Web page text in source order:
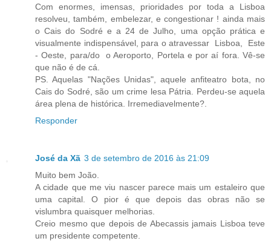
Com enormes, imensas, prioridades por toda a Lisboa
resolveu, também, embelezar, e congestionar ! ainda mais
o Cais do Sodré e a 24 de Julho, uma opção prática e
visualmente indispensável, para o atravessar Lisboa, Este
- Oeste, para/do o Aeroporto, Portela e por aí fora. Vê-se
que não é de cá.
PS. Aquelas "Nações Unidas", aquele anfiteatro bota, no
Cais do Sodré, são um crime lesa Pátria. Perdeu-se aquela
área plena de histórica. Irremediavelmente?.
Responder
José da Xã 3 de setembro de 2016 às 21:09
Muito bem João.
A cidade que me viu nascer parece mais um estaleiro que
uma capital. O pior é que depois das obras não se
vislumbra quaisquer melhorias.
Creio mesmo que depois de Abecassis jamais Lisboa teve
um presidente competente.